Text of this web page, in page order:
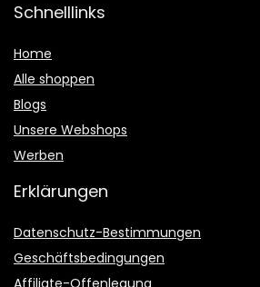
Schnelllinks
Home
Alle shoppen
Blogs
Unsere Webshops
Werben
Erklärungen
Datenschutz-Bestimmungen
Geschäftsbedingungen